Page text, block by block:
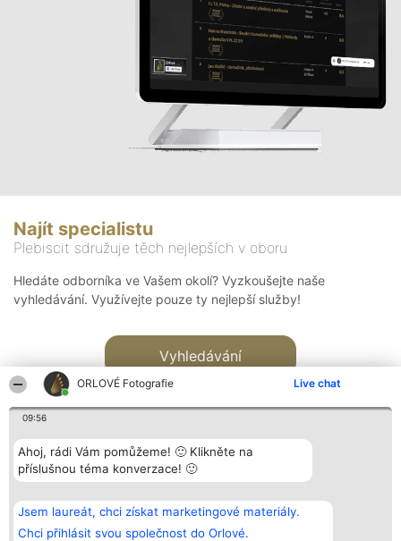
ORLOVÉ Fotografie Live chat
09:56
Ahoj, rádi Vám pomůžeme! 🙂 Klikněte na
příslušnou téma konverzace! 🙂
Jsem laureát, chci získat marketingové materiály.
Chci přihlásit svou společnost do Orlové.
Najít specialistu
Plebiscit sdružuje těch nejlepších v oboru
Hledáte odborníka ve Vašem okolí? Vyzkoušejte naše
vyhledávání. Využívejte pouze ty nejlepší služby!
Vyhledávání
Bright Side Solutions sp. z o.
o. sp. k.
ul. Ruska 22
Vítězové
Seznam všech
laureátů
Kontakt